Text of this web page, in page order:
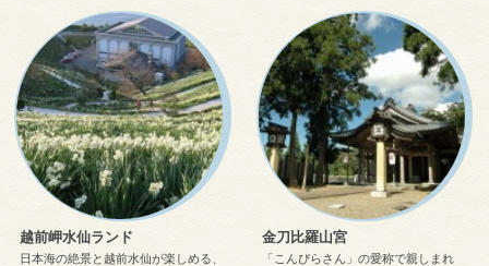
越前岬水仙ランド
日本海の絶景と越前水仙が楽しめる、
金刀比羅山宮
「こんぴらさん」の愛称で親しまれ